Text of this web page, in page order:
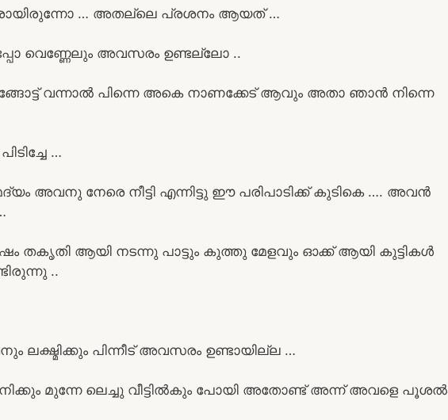
… അതല്ലെ പ്രശനം ആയത് …
വെണ്ണേലും അവസരം ഉണ്ടല്ലോ ..
വന്നാൽ പിന്നെ അകെ നാണക്കേട് ആവും അതാ ഞാൻ നിന്നെ
…
അവനു നേരെ നീട്ടി എന്നിട്ടു ഈ പരിപാടിക്ക് കുടികെ …. അവൻ
ആയി നടന്നു പാട്ടും കുത്തു മേളവും ഓക്ക് ആയി കുട്ടികൾ
..
പിന്നീട് അവസരം ഉണ്ടായില്ല …
മുന്നേ ലെച്ചു വീട്ടിൽകും പോയി അതോണ്ട് അന്ന് അവളെ പൂശൽ